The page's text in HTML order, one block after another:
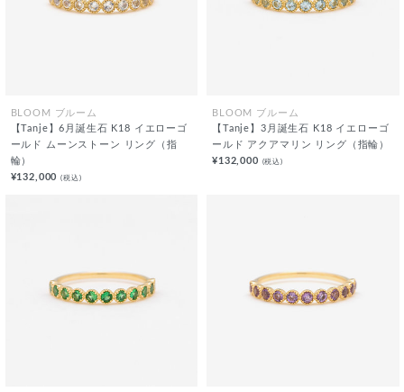
BLOOM ブルーム
【Tanje】6月誕生石 K18 イエローゴ
ールド ムーンストーン リング（指
輪）
¥132,000(税込)
BLOOM ブルーム
【Tanje】3月誕生石 K18 イエローゴ
ールド アクアマリン リング（指輪）
¥132,000 (税込)